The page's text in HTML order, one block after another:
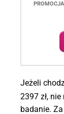
PROMOCJA
Jeżeli
2397 zł,
badanie.